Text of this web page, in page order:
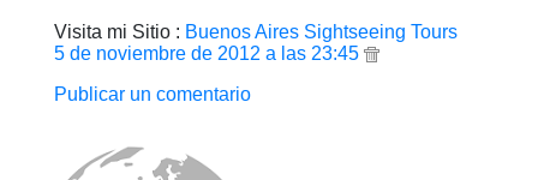
Visita mi Sitio : Buenos Aires Sightseeing Tours
5 de noviembre de 2012 a las 23:45
Publicar un comentario